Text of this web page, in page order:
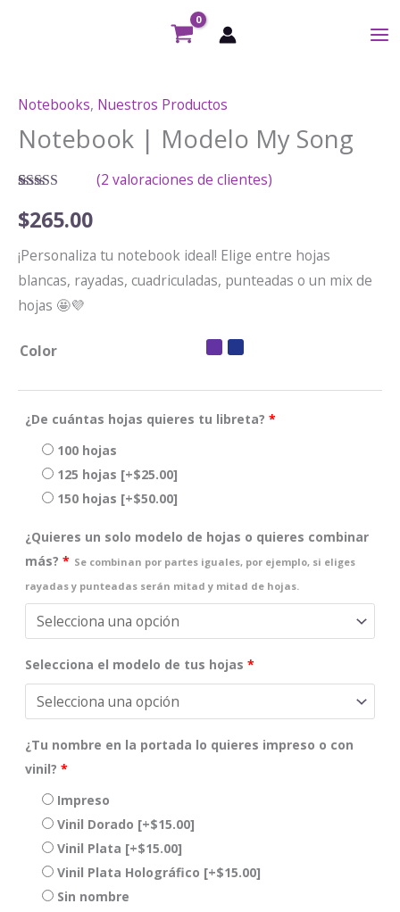
Notebooks, Nuestros Productos
Notebook | Modelo My Song
con4.50 de
5 en base a
de clientes
(2 valoraciones de clientes)
$265.00
¡Personaliza tu notebook ideal! Elige entre hojas
blancas, rayadas, cuadriculadas, punteadas o un mix de
hojas 🤩💜
Color
¿De cuántas hojas quieres tu libreta? *
100 hojas
125 hojas [+$25.00]
150 hojas [+$50.00]
¿Quieres un solo modelo de hojas o quieres combinar
más? * Se combinan por partes iguales, por ejemplo, si eliges
rayadas y punteadas serán mitad y mitad de hojas.
Selecciona el modelo de tus hojas *
¿Tu nombre en la portada lo quieres impreso o con
vinil? *
Impreso
Vinil Dorado [+$15.00]
Vinil Plata [+$15.00]
Vinil Plata Holográfico [+$15.00]
Sin nombre